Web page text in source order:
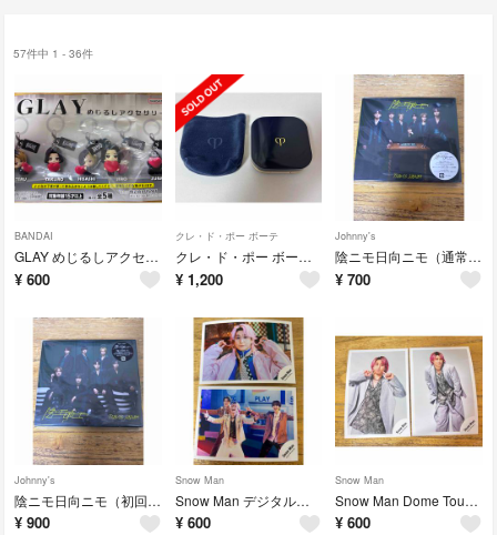
57件中 1 - 36件
BANDAI
GLAY めじるしアクセサリー TAKURO
¥ 600
クレ・ド・ポー ボーテ
クレ・ド・ポー ボーテ タンクッションエクラ ルミヌ ケース
¥ 1,200
Johnny's
陰ニモ日向ニモ（通常盤）
¥ 700
Johnny's
陰ニモ日向ニモ（初回T盤／DVD付）
¥ 900
Snow Man
Snow Man デジタルシングル【オドロウゼ！】MV オフショット
¥ 600
Snow Man
Snow Man Dome Tour 2025-2026 ON 佐久間大介
¥ 600